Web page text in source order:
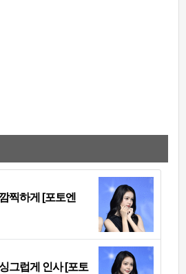
찍하게 [포토엔
그럽게 인사 [포토